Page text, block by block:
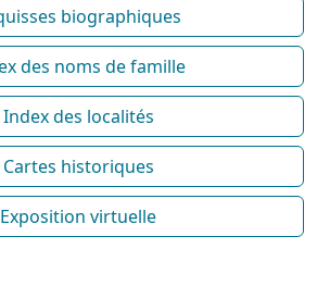
biographiques
des noms de famille
Index des localités
Cartes historiques
Exposition virtuelle